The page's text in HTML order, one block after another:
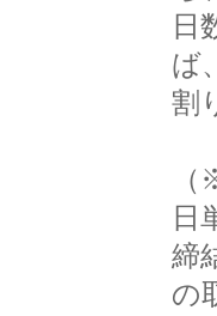
日
ば
割
日
締
の